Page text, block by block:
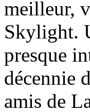
meilleur,
Skylight.
presque
décennie
amis de